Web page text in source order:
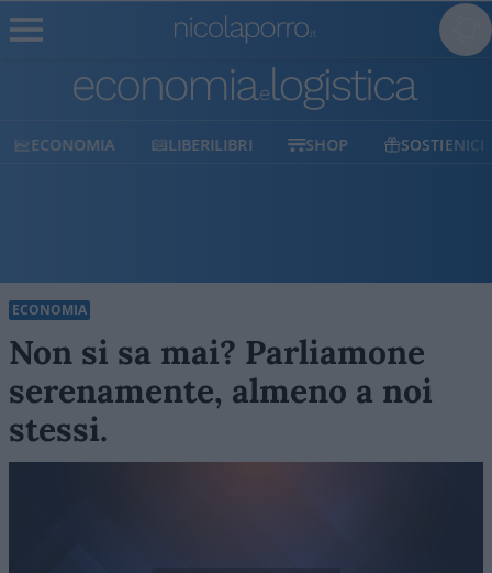
ECONOMIA LIBERILIBRI SHOP SOSTIENICI
ECONOMIA
Non si sa mai? Parliamone
serenamente, almeno a noi
stessi.